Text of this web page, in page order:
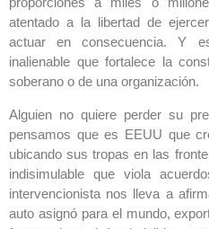
atentado a la libertad de
actuar en consecuencia. Y
inalienable que fortalece la
soberano o de una organización.
Alguien no quiere perder su
pensamos que es EEUU que
ubicando sus tropas en las
indisimulable que viola
intervencionista nos lleva a
auto asignó para el mundo,